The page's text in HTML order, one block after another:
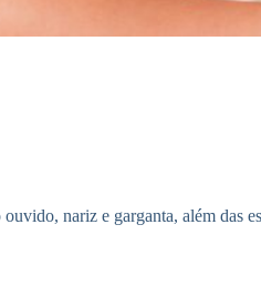
nariz e garganta, além das